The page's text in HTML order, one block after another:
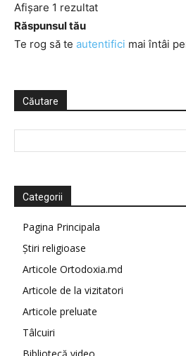
Afișare 1 rezultat
Răspunsul tău
Te rog să te autentifici mai întâi
Căutare
Categorii
Pagina Principala
Știri religioase
Articole Ortodoxia.md
Articole de la vizitatori
Articole preluate
Tâlcuiri